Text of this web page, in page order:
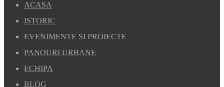
ACASA
ISTORIC
EVENIMENTE SI PROIECTE
PANOURI URBANE
ECHIPA
BLOG